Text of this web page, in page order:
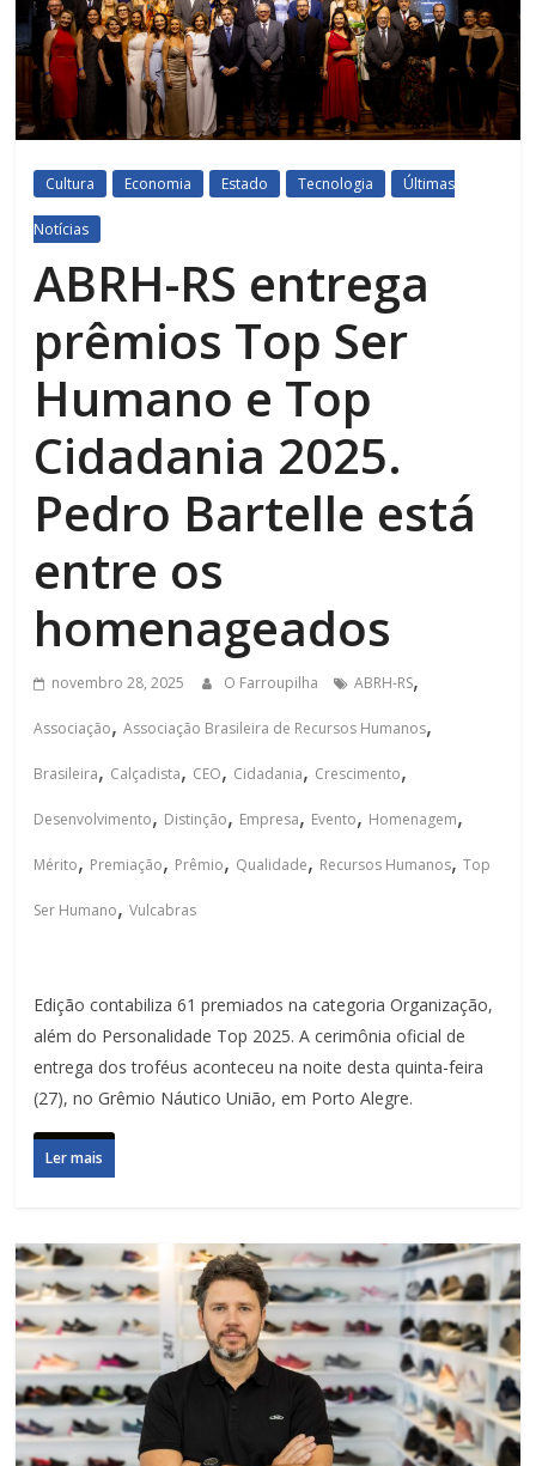
Cultura Economia Estado Tecnologia Últimas
Notícias
ABRH-RS entrega
prêmios Top Ser
Humano e Top
Cidadania 2025.
Pedro Bartelle está
entre os
homenageados
novembro 28, 2025 O Farroupilha ABRH-RS,
Associação,Associação Brasileira de Recursos Humanos,
Brasileira, Calçadista, CEO, Cidadania, Crescimento,
Desenvolvimento, Distinção, Empresa, Evento, Homenagem,
Mérito, Premiação, Prêmio, Qualidade, Recursos Humanos,Top
Ser Humano,Vulcabras
Edição contabiliza 61 premiados na categoria Organização,
além do Personalidade Top 2025. A cerimônia oficial de
entrega dos troféus aconteceu na noite desta quinta-feira
(27), no Grêmio Náutico União, em Porto Alegre.
Ler mais